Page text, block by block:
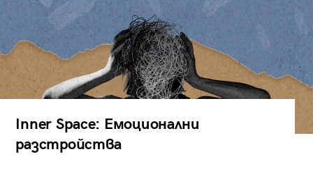
Inner Space: Емоционални
разстройства